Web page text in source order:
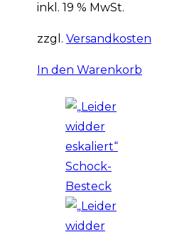
inkl. 19 % MwSt.
zzgl. Versandkosten
In den Warenkorb